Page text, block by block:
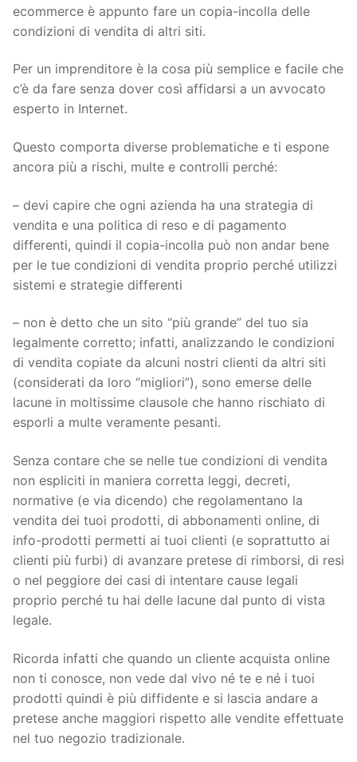
ecommerce è appunto fare un copia-incolla delle
condizioni di vendita di altri siti.
Per un imprenditore è la cosa più semplice e facile che
c’è da fare senza dover così affidarsi a un avvocato
esperto in Internet.
Questo comporta diverse problematiche e ti espone
ancora più a rischi, multe e controlli perché:
– devi capire che ogni azienda ha una strategia di
vendita e una politica di reso e di pagamento
differenti, quindi il copia-incolla può non andar bene
per le tue condizioni di vendita proprio perché utilizzi
sistemi e strategie differenti
– non è detto che un sito “più grande” del tuo sia
legalmente corretto; infatti, analizzando le condizioni
di vendita copiate da alcuni nostri clienti da altri siti
(considerati da loro “migliori”), sono emerse delle
lacune in moltissime clausole che hanno rischiato di
esporli a multe veramente pesanti.
Senza contare che se nelle tue condizioni di vendita
non espliciti in maniera corretta leggi, decreti,
normative (e via dicendo) che regolamentano la
vendita dei tuoi prodotti, di abbonamenti online, di
info-prodotti permetti ai tuoi clienti (e soprattutto ai
clienti più furbi) di avanzare pretese di rimborsi, di resi
o nel peggiore dei casi di intentare cause legali
proprio perché tu hai delle lacune dal punto di vista
legale.
Ricorda infatti che quando un cliente acquista online
non ti conosce, non vede dal vivo né te e né i tuoi
prodotti quindi è più diffidente e si lascia andare a
pretese anche maggiori rispetto alle vendite effettuate
nel tuo negozio tradizionale.